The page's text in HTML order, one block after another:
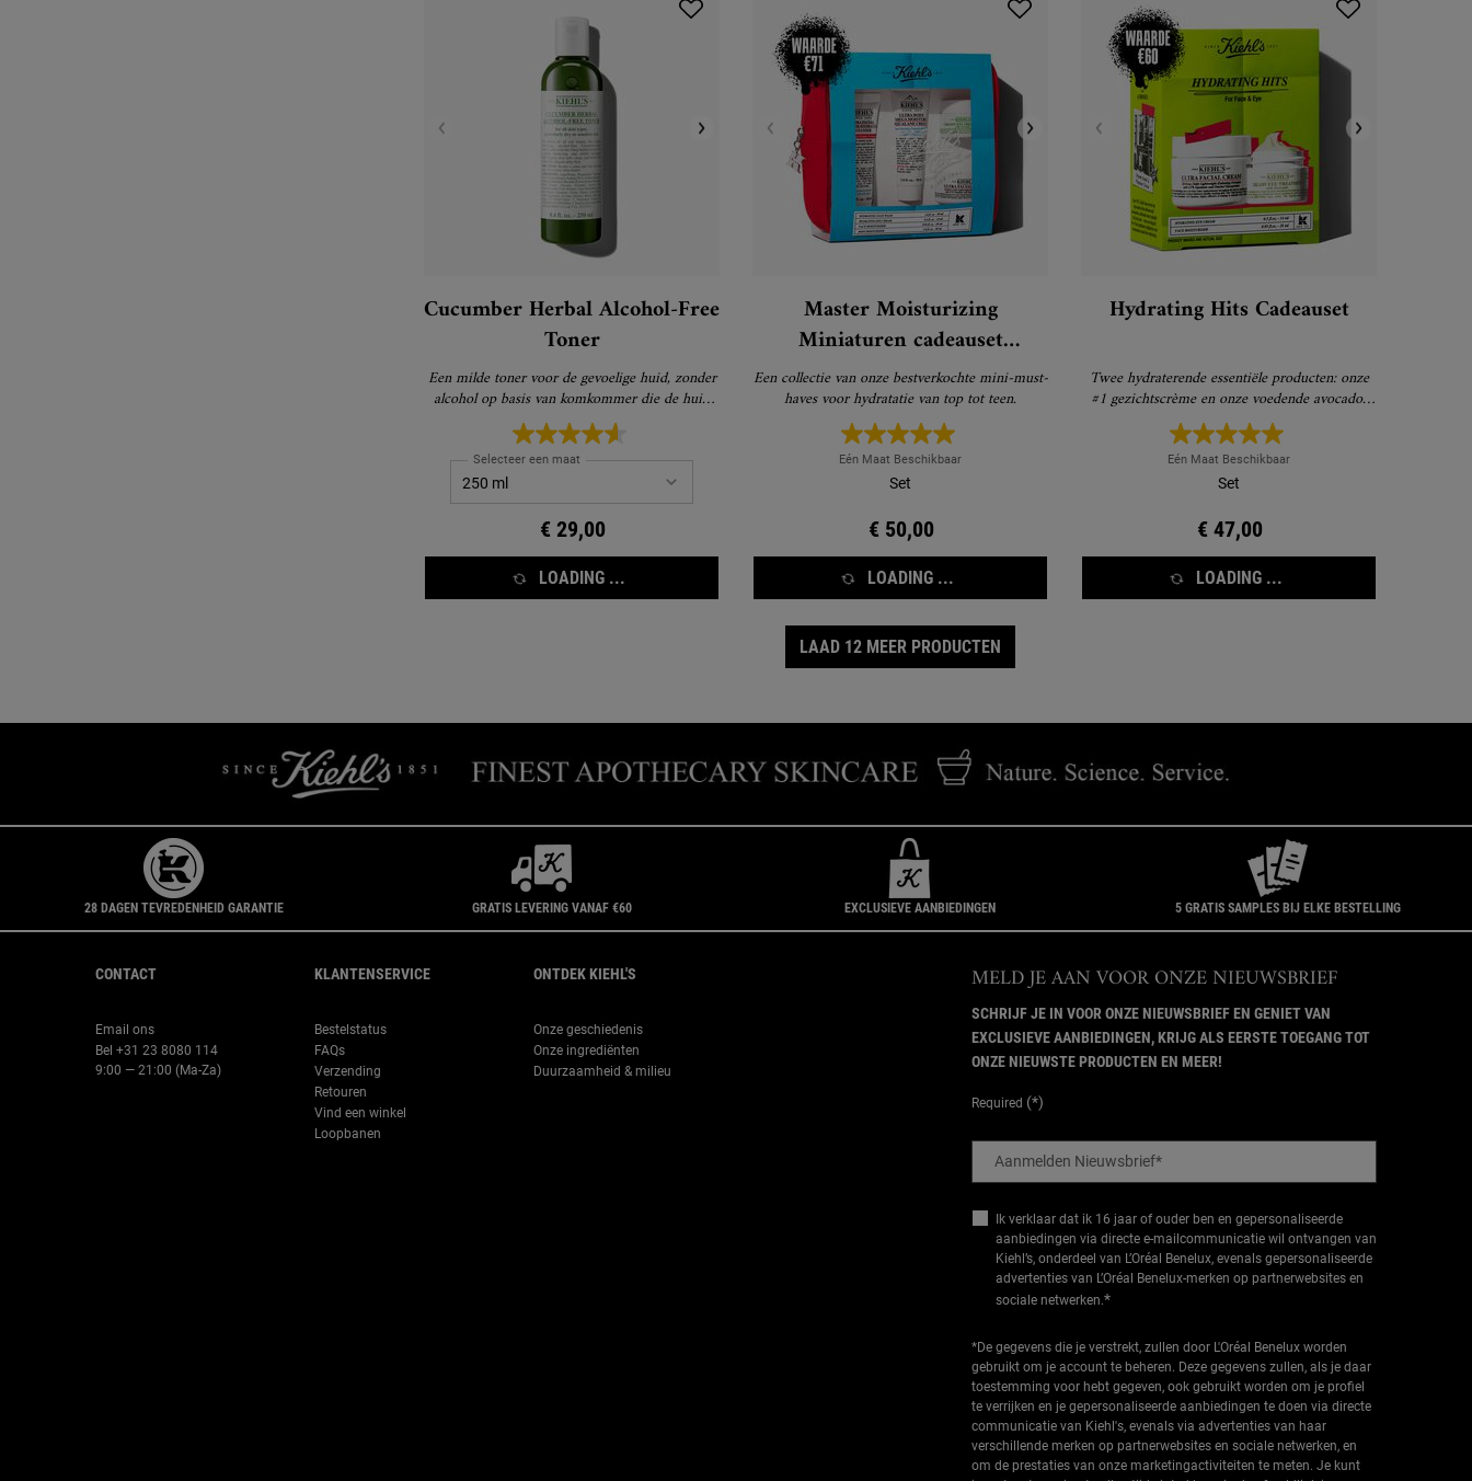
Cucumber Herbal Alcohol-Free
Toner
Een milde toner voor de gevoelige huid, zonder
alcohol op basis van komkommer die de huid
niet uitdroogt
Selecteer een maat
€ 29,00
LOADING ...
Master Moisturizing
Miniaturen cadeauset
Miniaturen
Een collectie van onze bestverkochte mini-must-
haves voor hydratatie van top tot teen.
Eén Maat Beschikbaar
Set
€ 50,00
LOADING ...
Hydrating Hits Cadeauset
Twee hydraterende essentiële producten: onze
#1 gezichtscrème en onze voedende avocado-
oogbehandeling.
Eén Maat Beschikbaar
Set
€ 47,00
LOADING ...
LAAD 12 MEER PRODUCTEN
28 DAGEN TEVREDENHEID GARANTIE GRATIS LEVERING VANAF €60 EXCLUSIEVE AANBIEDINGEN 5 GRATIS SAMPLES BIJ ELKE BESTELLING
CONTACT
Email ons
Bel +31 23 8080 114
9:00 — 21:00 (Ma-Za)
KLANTENSERVICE
Bestelstatus
FAQs
Verzending
Retouren
Vind een winkel
Loopbanen
ONTDEK KIEHL'S
Onze geschiedenis
Onze ingrediënten
Duurzaamheid & milieu
MELD JE AAN VOOR ONZE NIEUWSBRIEF
SCHRIJF JE IN VOOR ONZE NIEUWSBRIEF EN GENIET VAN
EXCLUSIEVE AANBIEDINGEN, KRIJG ALS EERSTE TOEGANG TOT
ONZE NIEUWSTE PRODUCTEN EN MEER!
Required (*)
Aanmelden Nieuwsbrief*
Ik verklaar dat ik 16 jaar of ouder ben en gepersonaliseerde
aanbiedingen via directe e-mailcommunicatie wil ontvangen van
Kiehl’s, onderdeel van L’Oréal Benelux, evenals gepersonaliseerde
advertenties van L’Oréal Benelux-merken op partnerwebsites en
sociale netwerken.*
*De gegevens die je verstrekt, zullen door L'Oréal Benelux worden
gebruikt om je account te beheren. Deze gegevens zullen, als je daar
toestemming voor hebt gegeven, ook gebruikt worden om je profiel
te verrijken en je gepersonaliseerde aanbiedingen te doen via directe
communicatie van Kiehl's, evenals via advertenties van haar
verschillende merken op partnerwebsites en sociale netwerken, en
om de prestaties van onze marketingactiviteiten te meten. Je kunt